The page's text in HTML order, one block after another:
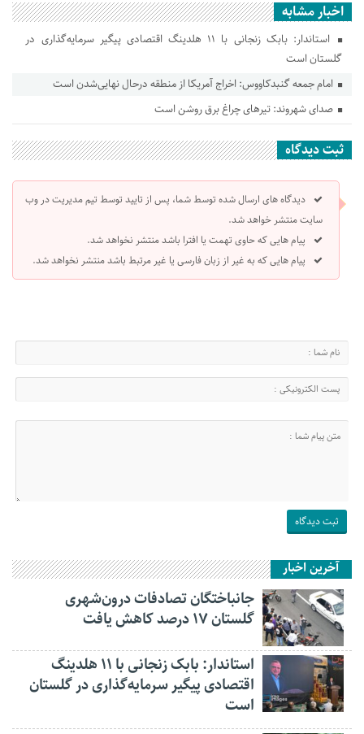
اخبار مشابه
استاندار: بابک زنجانی با ۱۱ هلدینگ اقتصادی پیگیر سرمایه‌گذاری در
گلستان است
امام جمعه گنبدکاووس: اخراج آمریکا از منطقه درحال نهایی‌شدن است
صدای شهروند: تیرهای چراغ برق روشن است
ثبت دیدگاه
دیدگاه های ارسال شده توسط شما، پس از تایید توسط تیم مدیریت در وب
سایت منتشر خواهد شد.
پیام هایی که حاوی تهمت یا افترا باشد منتشر نخواهد شد.
پیام هایی که به غیر از زبان فارسی یا غیر مرتبط باشد منتشر نخواهد شد.
آخرین اخبار
جانباختگان تصادفات درون‌شهری
گلستان ۱۷ درصد کاهش یافت
استاندار: بابک زنجانی با ۱۱ هلدینگ
اقتصادی پیگیر سرمایه‌گذاری در گلستان
است